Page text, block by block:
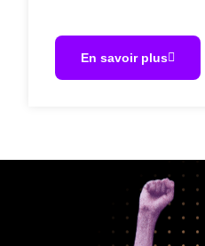
En savoir plus